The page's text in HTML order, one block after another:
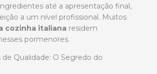
até a apresentação final,
a um nível profissional. Muitos
cozinha italiana residem
pormenores.
Qualidade: O Segredo do